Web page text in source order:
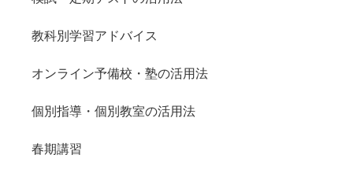
教科別学習アドバイス
オンライン予備校・塾の活用法
個別指導・個別教室の活用法
春期講習